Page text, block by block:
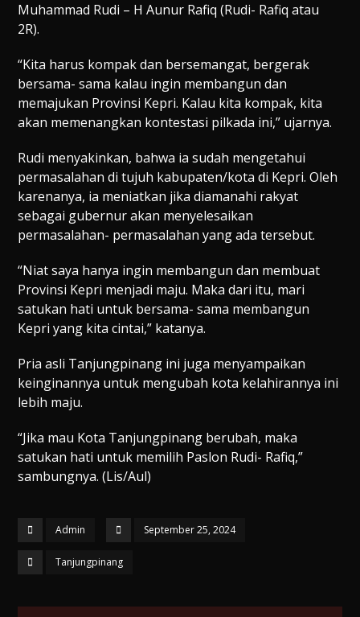
Muhammad Rudi – H Aunur Rafiq (Rudi- Rafiq atau
2R).
“Kita harus kompak dan bersemangat, bergerak
bersama- sama kalau ingin membangun dan
memajukan Provinsi Kepri. Kalau kita kompak, kita
akan memenangkan kontestasi pilkada ini,” ujarnya.
Rudi menyakinkan, bahwa ia sudah mengetahui
permasalahan di tujuh kabupaten/kota di Kepri. Oleh
karenanya, ia meniatkan jika diamanahi rakyat
sebagai gubernur akan menyelesaikan
permasalahan- permasalahan yang ada tersebut.
“Niat saya hanya ingin membangun dan membuat
Provinsi Kepri menjadi maju. Maka dari itu, mari
satukan hati untuk bersama- sama membangun
Kepri yang kita cintai,” katanya.
Pria asli Tanjungpinang ini juga menyampaikan
keinginannya untuk mengubah kota kelahirannya ini
lebih maju.
“Jika mau Kota Tanjungpinang berubah, maka
satukan hati untuk memilih Paslon Rudi- Rafiq,”
sambungnya. (Lis/Aul)
Admin September 25, 2024
Tanjungpinang